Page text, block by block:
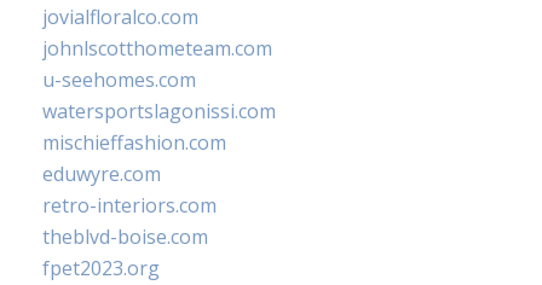
jovialfloralco.com
johnlscotthometeam.com
u-seehomes.com
watersportslagonissi.com
mischieffashion.com
eduwyre.com
retro-interiors.com
theblvd-boise.com
fpet2023.org